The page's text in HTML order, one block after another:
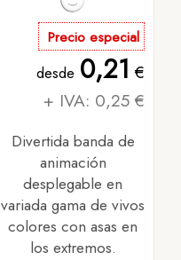
Precio especial
desde 0,21 €
+ IVA: 0,25 €
Divertida banda de
animación
desplegable en
variada gama de vivos
colores con asas en
los extremos.